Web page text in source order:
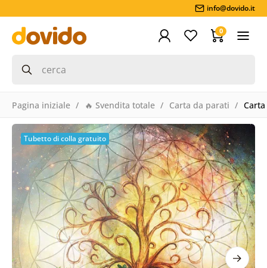
info@dovido.it
0
Pagina iniziale 🔥 Svendita totale Carta da parati
Tubetto di colla gratuito